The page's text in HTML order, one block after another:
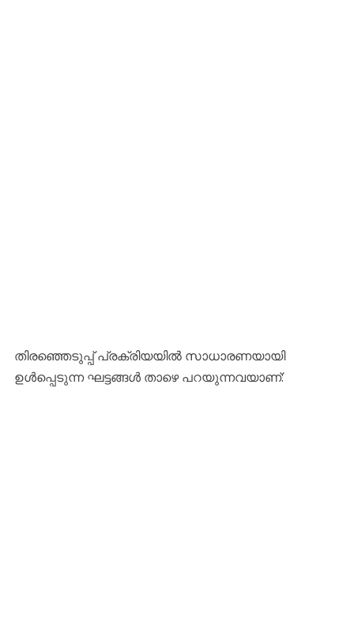
​തിരഞ്ഞെടുപ്പ് പ്രക്രിയയിൽ സാധാരണയായി
ഉൾപ്പെടുന്ന ഘട്ടങ്ങൾ താഴെ പറയുന്നവയാണ്: